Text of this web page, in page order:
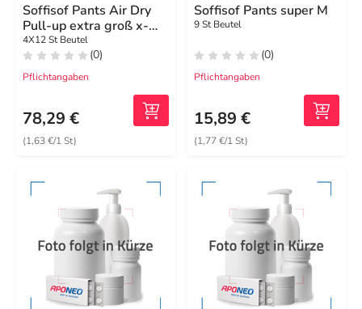
Soffisof Pants Air Dry
Pull-up extra groß x-
large
4X12 St Beutel
(0)
Pflichtangaben
78,29 €
(1,63 €/1 St)
Soffisof Pants super M
9 St Beutel
(0)
Pflichtangaben
15,89 €
(1,77 €/1 St)